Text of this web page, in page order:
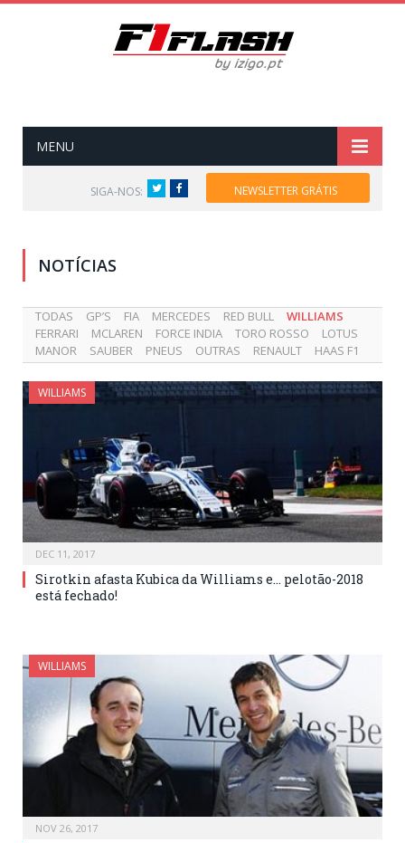
MENU
SIGA-NOS: TwitterFacebook NEWSLETTER GRÁTIS
NOTÍCIAS
TODAS GP’S FIA MERCEDES RED BULL
WILLIAMS
FERRARI
MCLAREN FORCE INDIA TORO ROSSO
LOTUS
MANOR
SAUBER PNEUS OUTRAS RENAULT HAAS F1
WILLIAMS
DEC 11, 2017
Sirotkin afasta Kubica da Williams e… pelotão-2018
está fechado!
WILLIAMS
NOV 26, 2017